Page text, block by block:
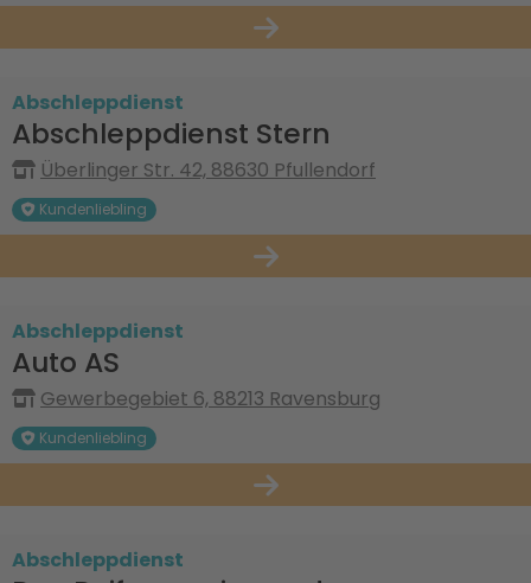
Abschleppdienst
Abschleppdienst Stern
Überlinger Str. 42, 88630 Pfullendorf
Kundenliebling
Abschleppdienst
Auto AS
Gewerbegebiet 6, 88213 Ravensburg
Kundenliebling
Abschleppdienst